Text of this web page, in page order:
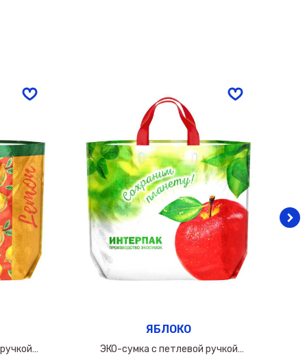
ЯБЛОКО
ЭКО-сумка с петлевой ручкой